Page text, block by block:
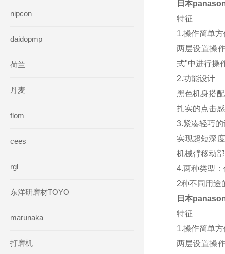
nipcon
daidopmp
荷兰
丹麦
flom
cees
rgl
东洋研磨材TOYO
marunaka
打磨机
日本
特征
1.操作简单方
两层设置操
式"中进行操
2.功能设计
黑色机身搭
扎实的点击
3.紧凑轻巧的
实现超短深
机械臂移动
4.两种类型
2种不同用途
日本
特征
1.操作简单方
两层设置操